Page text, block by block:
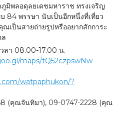
มิพลอดุลยเดชมหาราช ทรงเจริญ
84 พรรษา นับเป็นอีกหนึ่งที่เที่ยว
เป็นสายถ่ายรูปหรืออยากสักการะ
วลา 08.00-17.00 น.
maps/tQ52czpswNw
watpaphukon/?
(คุณจันทิมา), 09-0747-2228 (คุณ